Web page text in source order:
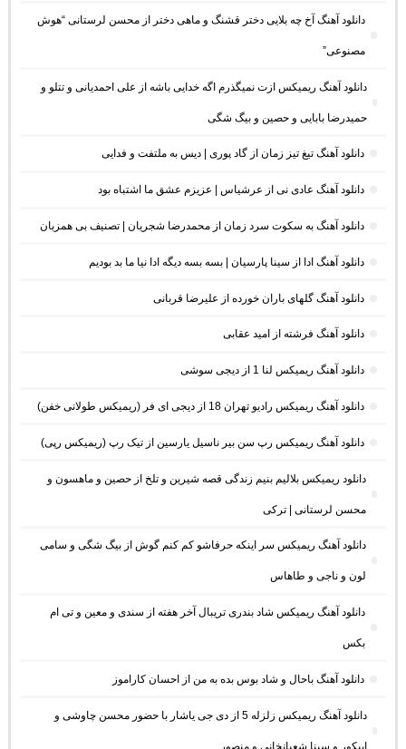
دانلود آهنگ آخ چه بلایی دختر قشنگ و ماهی دختر از محسن لرستانی “هوش
مصنوعی”
دانلود آهنگ ریمیکس ازت نمیگذرم اگه خدایی باشه از علی احمدیانی و تتلو و
حمیدرضا بابایی و حصین و بیگ شگی
دانلود آهنگ تیغ تیز زمان از گاد پوری | دیس به ملتفت و فدایی
دانلود آهنگ عادی نی از عرشیاس | عزیزم عشق ما اشتباه بود
دانلود آهنگ به سکوت سرد زمان از محمدرضا شجریان | تصنیف بی همزبان
دانلود آهنگ ادا از سینا پارسیان | بسه بسه دیگه ادا نیا ما بد بودیم
دانلود آهنگ گلهای باران خورده از علیرضا قربانی
دانلود آهنگ فرشته از امید عقابی
دانلود آهنگ ریمیکس لنا 1 از دیجی سوشی
دانلود آهنگ ریمیکس رادیو تهران 18 از دیجی ای فر (ریمیکس طولانی خفن)
دانلود آهنگ ریمیکس رپ سن بیر ناسیل یارسین از تیک رپ (ریمیکس رپی)
دانلود ریمیکس بلالیم بنیم زندگی قصه شیرین و تلخ از حصین و ماهسون و
محسن لرستانی | ترکی
دانلود آهنگ ریمیکس سر اینکه حرفاشو کم کنم گوش از بیگ شگی و سامی
لون و ناجی و طاهاس
دانلود آهنگ ریمیکس شاد بندری تریبال آخر هفته از سندی و معین و تی ام
بکس
دانلود آهنگ باحال و شاد بوس بده به من از احسان کاراموز
دانلود آهنگ ریمیکس زلزله 5 از دی جی یاشار با حضور محسن چاوشی و
اپیکور و سینا شعبانخانی و منصور